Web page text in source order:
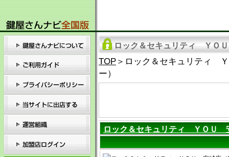
ロック＆セキュリティ ＹＯ
TOP ＞ロック＆セキュリティ
ー）
ロック＆セキュリティ ＹＯＵ